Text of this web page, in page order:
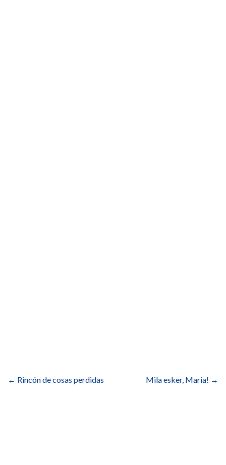
de
← Rincón de cosas perdidas Mila esker, Maria! →